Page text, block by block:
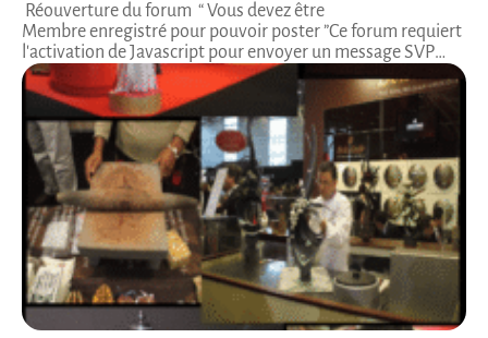
Réouverture du forum “ Vous devez être
Membre enregistré pour pouvoir poster ”Ce forum requiert
l'activation de Javascript pour envoyer un message SVP…